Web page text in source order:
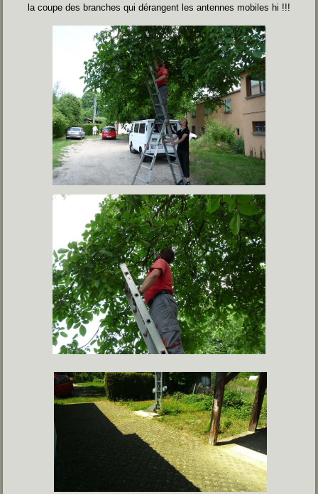
la coupe des branches qui dérangent les antennes mobiles hi !!!